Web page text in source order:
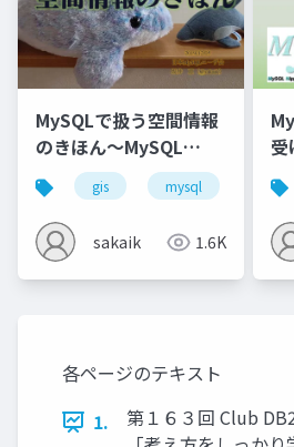
MySQLで扱う空間情報
のきほん～MySQL
Cafe #6gis mysql myna
sakaik 1.6K
受けて
策
各ページのテキスト
1.
第１６３回 Club